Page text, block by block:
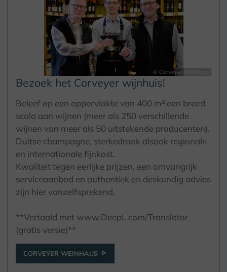
© Corveyer Weinhaus
Bezoek het Corveyer wijnhuis!
Beleef op een oppervlakte van 400 m² een breed
scala aan wijnen (meer als 250 verschillende
wijnen van meer als 50 uitstekende producenten),
Duitse champagne, sterkedrank alsook regionale
en internationale fijnkost.
Kwaliteit tegen eerlijke prijzen, een omvangrijk
serviceaanbod en authentiek en deskundig advies
zijn hier vanzelfsprekend.
**Vertaald met www.DeepL.com/Translator
(gratis versie)**
CORVEYER WEINHAUS